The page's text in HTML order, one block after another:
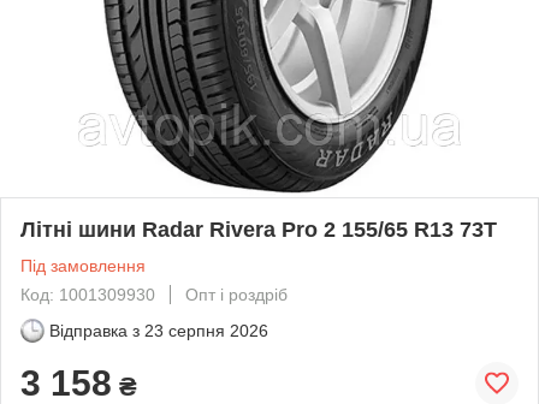
Літні шини Radar Rivera Pro 2 155/65 R13 73T
Під замовлення
Код: 1001309930
Опт і роздріб
Відправка з 23 серпня 2026
3 158 ₴